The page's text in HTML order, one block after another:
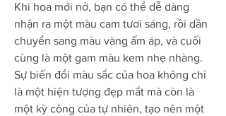
Khi hoa mới nở, bạn có thể dễ dàng
nhận ra một màu cam tươi sáng, rồi dần
chuyển sang màu vàng ấm áp, và cuối
cùng là một gam màu kem nhẹ nhàng.
Sự biến đổi màu sắc của hoa không chỉ
là một hiện tượng đẹp mắt mà còn là
một kỳ công của tự nhiên, tạo nên một